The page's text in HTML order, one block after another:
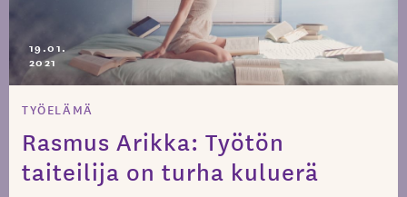
19.01.
2021
TYÖELÄMÄ
Rasmus Arikka: Työtön
taiteilija on turha kuluerä